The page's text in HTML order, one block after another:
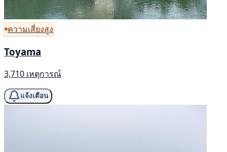
ความเสี่ยงสูง
Toyama
3,710 เหตุการณ์
แจ้งเตือน